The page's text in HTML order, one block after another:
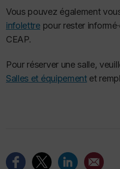
Vous pouvez également
infolettrepour rester
CEAP.
Pour réserver une salle,
Salles et équipementet